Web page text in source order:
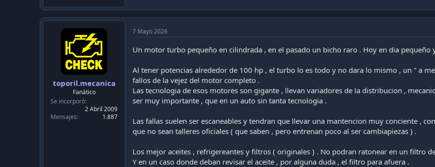
toporil.mecanica
Fanático
Se incorporó
2 Abril 2009
Mensajes
1.887
7 Mayo 2026
Un motor turbo pequeño en cilindrada , en el pasado un bicho raro . Hoy en dia pequeño
Al tener potencias alrededor de 100 hp , el turbo lo es todo y no dara lo mismo , un " a
fallos de la vejez del motor completo .
Las tecnologia de esos motores son gigante , llevan variadores de la distribucion ,
ser muy importante , que en un auto sin tanta tecnologia .
Las fallas suelen ser escaneables y tendran que llevar una mantencion muy conciente ,
que no sean talleres oficiales ( que saben , pero entrenan poco al ser cambiapiezas ) .
Los mejor aceites , refrigereantes y filtros ( originales ) . No podran ratonear en un filtro
Y en un caso donde deban revisar el aceite , por alguna duda , el filtro para afuera .